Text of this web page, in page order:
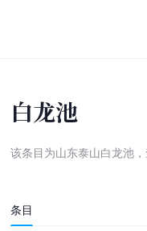
白龙池
该条目为山东泰山白龙池 ，
条目